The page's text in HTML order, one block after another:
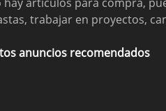
trabajar en proyectos,
anuncios recomendados